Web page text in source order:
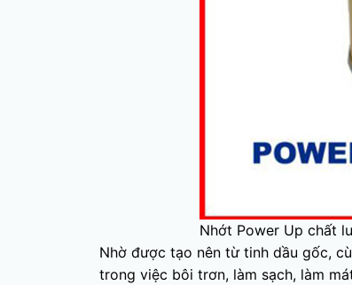
Nhớt Power Up chất
Nhờ được tạo nên từ tinh dầu gốc,
trong việc bôi trơn, làm sạch, làm